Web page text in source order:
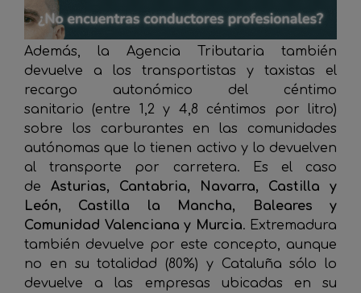
Además, la Agencia Tributaria también
devuelve a los transportistas y taxistas el
recargo autonómico del céntimo
sanitario (entre 1,2 y 4,8 céntimos por litro)
sobre los carburantes en las comunidades
autónomas que lo tienen activo y lo devuelven
al transporte por carretera. Es el caso
de Asturias, Cantabria, Navarra, Castilla y
León, Castilla la Mancha, Baleares y
Comunidad Valenciana y Murcia. Extremadura
también devuelve por este concepto, aunque
no en su totalidad (80%) y Cataluña sólo lo
devuelve a las empresas ubicadas en su